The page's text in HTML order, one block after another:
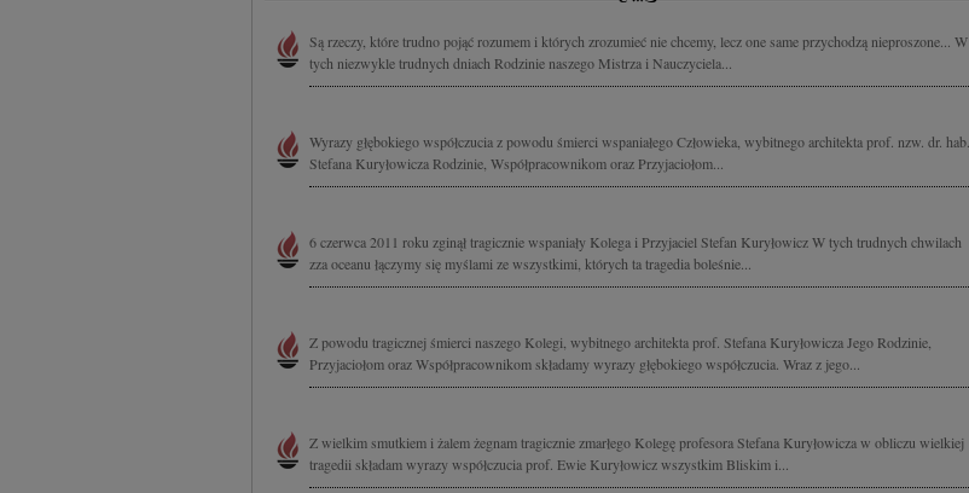
Są rzeczy, które trudno pojąć rozumem i których zrozumieć nie chcemy, lecz one same przychodzą nieproszone... W
tych niezwykle trudnych dniach Rodzinie naszego Mistrza i Nauczyciela...
Wyrazy głębokiego współczucia z powodu śmierci wspaniałego Człowieka, wybitnego architekta prof. nzw. dr. hab.
Stefana Kuryłowicza Rodzinie, Współpracownikom oraz Przyjaciołom...
6 czerwca 2011 roku zginął tragicznie wspaniały Kolega i Przyjaciel Stefan Kuryłowicz W tych trudnych chwilach
zza oceanu łączymy się myślami ze wszystkimi, których ta tragedia boleśnie...
Z powodu tragicznej śmierci naszego Kolegi, wybitnego architekta prof. Stefana Kuryłowicza Jego Rodzinie,
Przyjaciołom oraz Współpracownikom składamy wyrazy głębokiego współczucia. Wraz z jego...
Z wielkim smutkiem i żalem żegnam tragicznie zmarłego Kolegę profesora Stefana Kuryłowicza w obliczu wielkiej
tragedii składam wyrazy współczucia prof. Ewie Kuryłowicz wszystkim Bliskim i...